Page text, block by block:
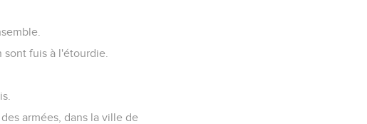
fuis à l'étourdie.
armées, dans la ville de